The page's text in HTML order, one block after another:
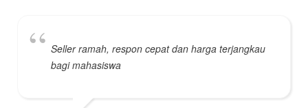
Seller ramah, respon cepat dan harga terjangkau
bagi mahasiswa